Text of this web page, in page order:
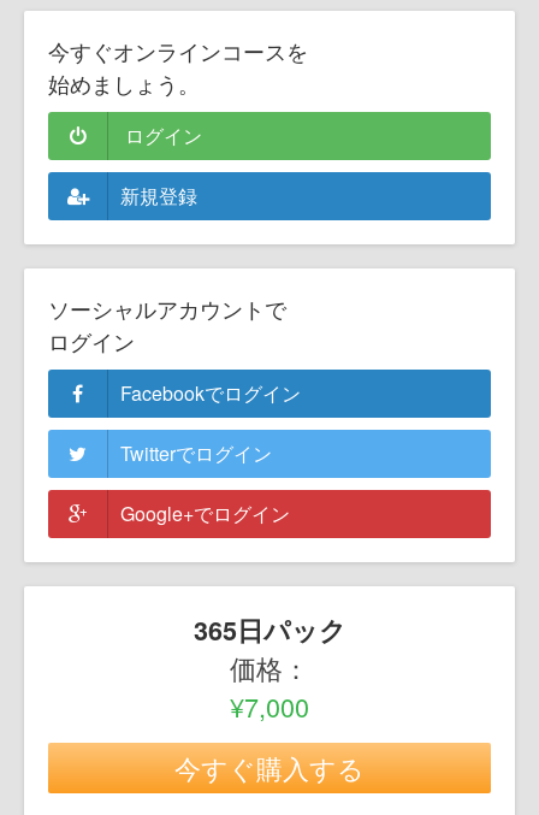
今すぐオンラインコースを
始めましょう。
ログイン
新規登録
ソーシャルアカウントで
ログイン
Facebookでログイン
Twitterでログイン
Google+でログイン
365日パック
価格：
¥7,000
今すぐ購入する